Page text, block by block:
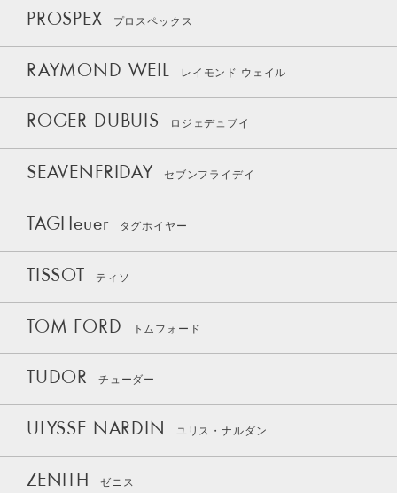
PROSPEX プロスペックス
RAYMOND WEIL レイモンド ウェイル
ROGER DUBUIS ロジェデュブイ
SEAVENFRIDAY セブンフライデイ
TAGHeuer タグホイヤー
TISSOT ティソ
TOM FORD トムフォード
TUDOR チューダー
ULYSSE NARDIN ユリス・ナルダン
ZENITH ゼニス